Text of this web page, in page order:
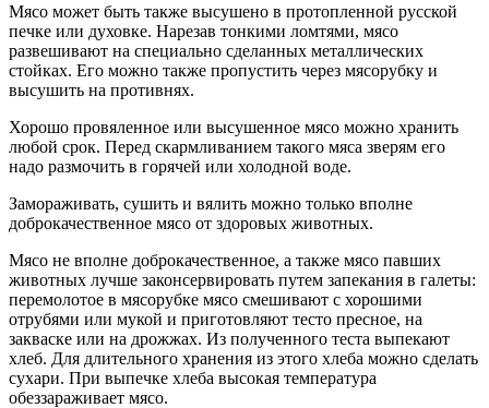
Мясо может быть также высушено в протопленной русской
печке или духовке. Нарезав тонкими ломтями, мясо
развешивают на специально сделанных металлических
стойках. Его можно также пропустить через мясорубку и
высушить на противнях.
Хорошо провяленное или высушенное мясо можно хранить
любой срок. Перед скармливанием такого мяса зверям его
надо размочить в горячей или холодной воде.
Замораживать, сушить и вялить можно только вполне
доброкачественное мясо от здоровых животных.
Мясо не вполне доброкачественное, а также мясо павших
животных лучше законсервировать путем запекания в галеты:
перемолотое в мясорубке мясо смешивают с хорошими
отрубями или мукой и приготовляют тесто пресное, на
закваске или на дрожжах. Из полученного теста выпекают
хлеб. Для длительного хранения из этого хлеба можно сделать
сухари. При выпечке хлеба высокая температура
обеззараживает мясо.